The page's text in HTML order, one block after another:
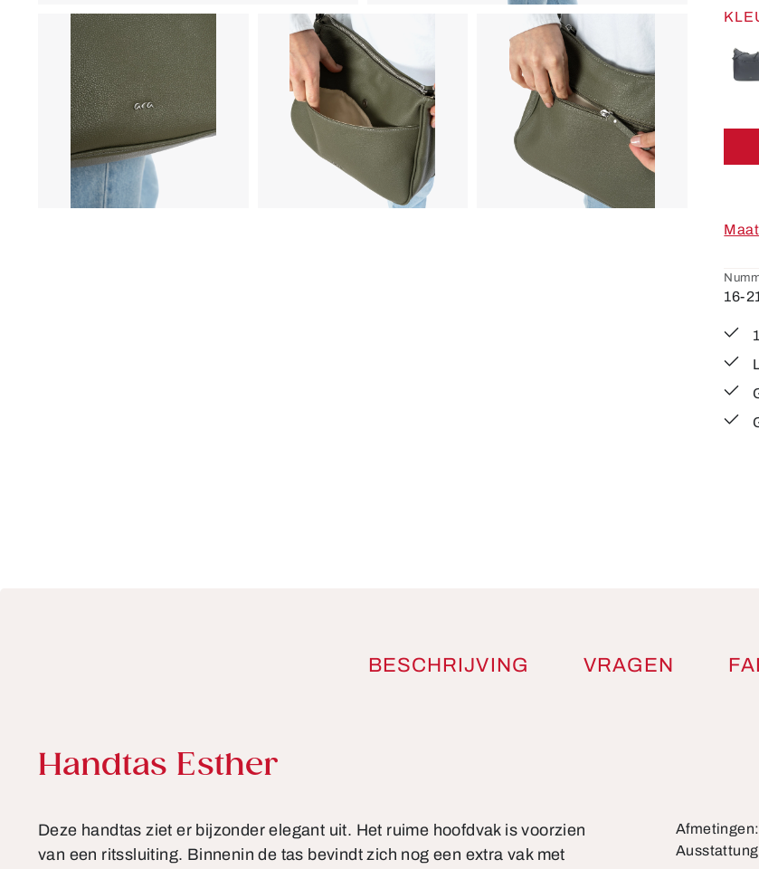
16-
BESCHRIJVING VRAGEN
Productinformatie
Handtas Esther
Deze handtas ziet er bijzonder elegant uit. Het ruime hoofdvak is voorzien
van een ritssluiting. Binnenin de tas bevindt zich nog een extra vak met
Afmetingen: